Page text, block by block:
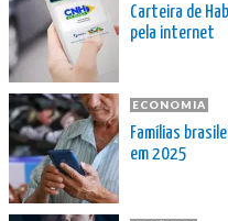
Carteira de
pela internet
ECONOMIA
Famílias
em 2025